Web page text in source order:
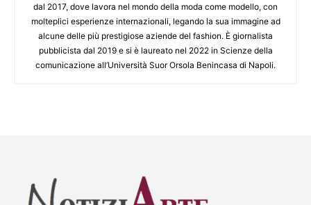
dal 2017, dove lavora nel mondo della moda come modello, con
molteplici esperienze internazionali, legando la sua immagine ad
alcune delle più prestigiose aziende del fashion. È giornalista
pubblicista dal 2019 e si è laureato nel 2022 in Scienze della
comunicazione all’Università Suor Orsola Benincasa di Napoli.